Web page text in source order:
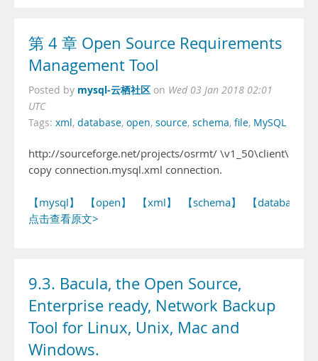
第 4 章 Open Source Requirements
Management Tool
Posted by mysql-云栖社区 on Wed 03 Jan 2018 02:01
UTC
Tags: xml, database, open, source, schema, file, MySQL
http://sourceforge.net/projects/osrmt/ \v1_50\client\
copy connection.mysql.xml connection.
【mysql】 【open】 【xml】 【schema】
【database】
点击查看原文>
9.3. Bacula, the Open Source,
Enterprise ready, Network Backup
Tool for Linux, Unix, Mac and
Windows.